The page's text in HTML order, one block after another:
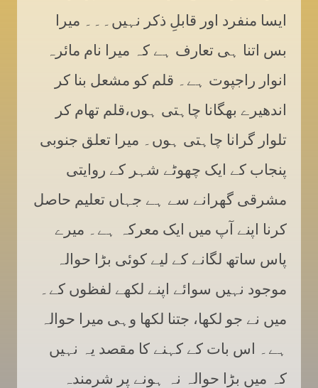
ایسا منفرد اور قابلِ ذکر نہیں۔۔۔ میرا
بس اتنا ہی تعارف ہے کہ میرا نام مائرہ
انوار راجپوت ہے۔ قلم کو مشعل بنا کر
اندھیرے بھگانا چاہتی ہوں،قلم تھام کر
تلوار گرانا چاہتی ہوں۔ میرا تعلق جنوبی
پنجاب کے ایک چھوٹے شہر کے روایتی
مشرقی گھرانے سے ہے جہاں تعلیم حاصل
کرنا اپنے آپ میں ایک معرکہ ہے۔ میرے
پاس ساتھ لگانے کے لیے کوئی بڑا حوالہ
موجود نہیں سوائے اپنے لکھے لفظوں کے۔
میں نے جو لکھا، جتنا لکھا وہی میرا حوالہ
ہے۔ اس بات کے کہنے کا مقصد یہ نہیں
کہ میں بڑا حوالہ نہ ہونے پر شرمندہ